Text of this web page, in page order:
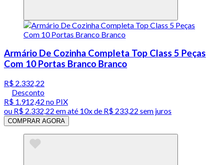
Armário De Cozinha Completa Top Class 5 Peças
Com 10 Portas Branco Branco
R$ 2.332,22
Desconto
R$ 1.912,42 no PIX
ou R$ 2.332,22 em até 10x de R$ 233,22 sem juros
COMPRAR AGORA